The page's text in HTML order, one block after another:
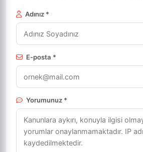
Adınız *
E-posta *
Yorumunuz *